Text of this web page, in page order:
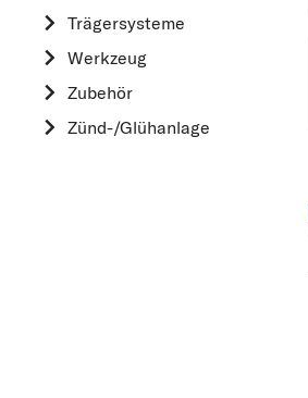
Trägersysteme
Werkzeug
Zubehör
Zünd-/Glühanlage